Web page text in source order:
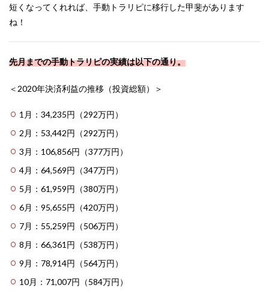
短くなってくれれば、手動トラリピに移行した甲斐があります
ね！
先月までの手動トラリピの実績は以下の通り。
＜2020年決済利益の推移（投資総額）＞
1月：34,235円（292万円）
2月：53,442円（292万円）
3月：106,856円（377万円）
4月：64,569円（347万円）
5月：61,959円（380万円）
6月：95,655円（420万円）
7月：55,259円（506万円）
8月：66,361円（538万円）
9月：78,914円（564万円）
10月：71,007円（584万円）